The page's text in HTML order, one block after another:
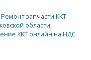
Ремонт запчасти ККТ
области,
ККТ онлайн на НДС